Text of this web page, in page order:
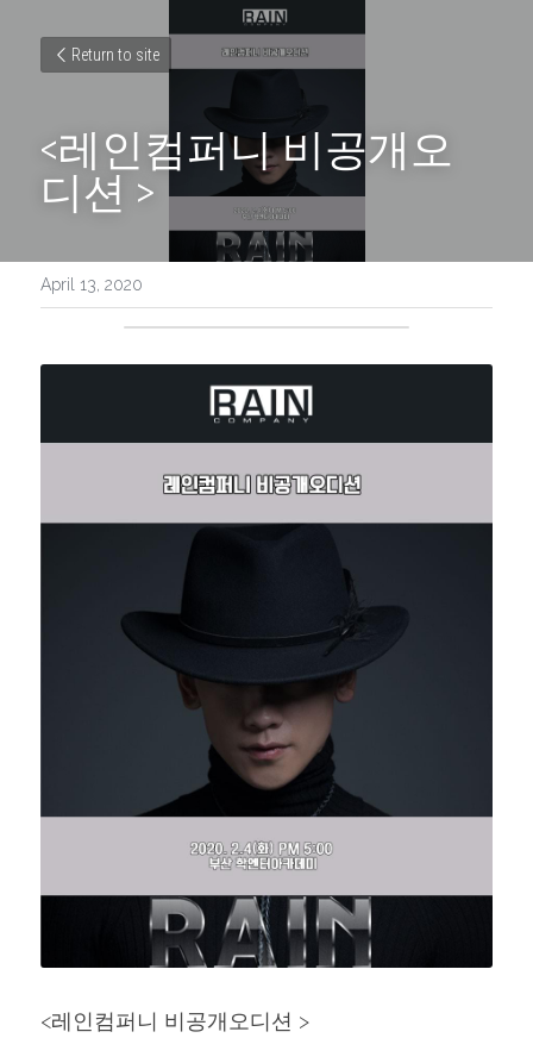
Return to site
<레인컴퍼니 비공개오
디션 >
April 13, 2020
<레인컴퍼니 비공개오디션 >